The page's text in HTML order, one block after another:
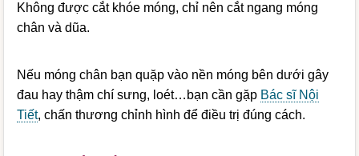
Không được cắt khóe móng, chỉ nên cắt ngang móng
chân và dũa.
Nếu móng chân bạn quặp vào nền móng bên dưới gây
đau hay thậm chí sưng, loét…bạn cần gặp Bác sĩ Nội
Tiết, chấn thương chỉnh hình để điều trị đúng cách.